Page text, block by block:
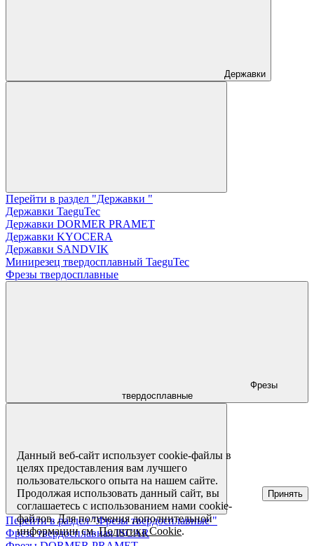
Державки
Перейти в раздел "Державки "
Державки TaeguTec
Державки DORMER PRAMET
Державки KYOCERA
Державки SANDVIK
Минирезец твердосплавный TaeguTec
Фрезы твердосплавные
Фрезы
твердосплавные
Перейти в раздел "Фрезы твердосплавные "
Фреза твердосплавная ISCAR
Данный веб-сайт использует cookie-файлы в
целях предоставления вам лучшего
пользовательского опыта на нашем сайте.
Продолжая использовать данный сайт, вы
соглашаетесь с использованием нами cookie-
файлов. Для получения дополнительной
информации см.Политика Cookie.
Принять